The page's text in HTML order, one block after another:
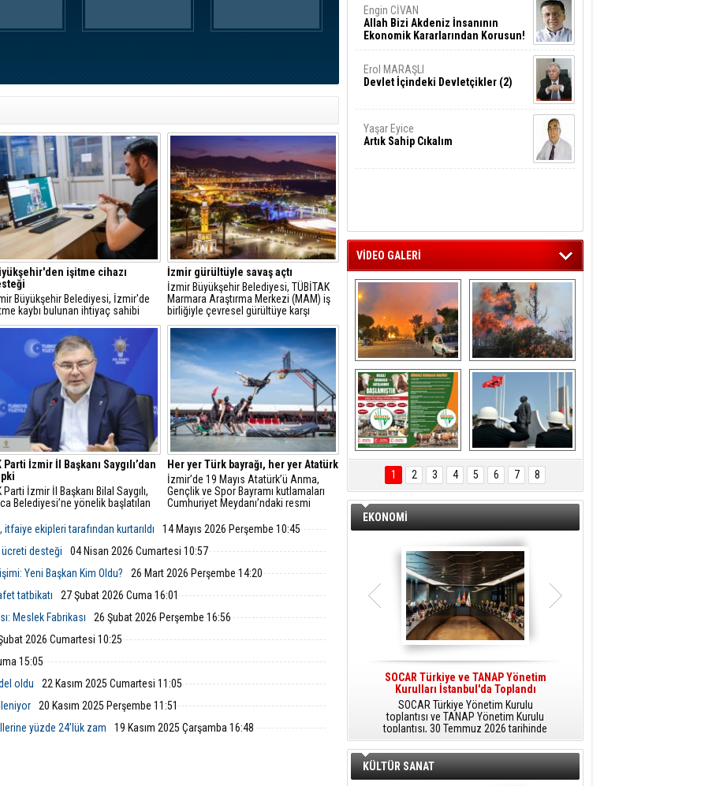
işitme cihazı
Büyükşehir Belediyesi, İzmir'de
kaybı bulunan ihtiyaç sahibi
günlük yaşamlarını
ve toplumsal yaşama
etkin katılımlarını desteklemek
işitme cihazı desteği
İzmir gürültüyle savaş açtı
İzmir Büyükşehir Belediyesi, TÜBİTAK
Marmara Araştırma Merkezi (MAM) iş
birliğiyle çevresel gürültüye karşı
kapsamlı bir çalışma başlatıyor.
Parti İzmir İl Başkanı Saygılı’dan
Parti İzmir İl Başkanı Bilal Saygılı,
Belediyesi’ne yönelik başlatılan
bulundu.
Her yer Türk bayrağı, her yer Atatürk
İzmir’de 19 Mayıs Atatürk’ü Anma,
Gençlik ve Spor Bayramı kutlamaları
Cumhuriyet Meydanı’ndaki resmi
ekipleri tarafından kurtarıldı
14 Mayıs 2026 Perşembe 10:45
ücreti desteği
04 Nisan 2026 Cumartesi 10:57
Yeni Başkan Kim Oldu?
26 Mart 2026 Perşembe 14:20
tatbikatı
27 Şubat 2026 Cuma 16:01
Meslek Fabrikası
26 Şubat 2026 Perşembe 16:56
2026 Cumartesi 10:25
15:05
oldu
22 Kasım 2025 Cumartesi 11:05
20 Kasım 2025 Perşembe 11:51
yüzde 24’lük zam
19 Kasım 2025 Çarşamba 16:48
Engin CİVAN
Allah Bizi Akdeniz İnsanının
Ekonomik Kararlarından Korusun!
Erol MARAŞLI
Devlet İçindeki Devletçikler (2)
Yaşar Eyice
Artık Sahip Cıkalım
VİDEO GALERİ
Aliağa ‘da  otluk
alanda çıkan
yangın evlere
sıçramadan
söndürüldü
Aliağa'nın Ciğerleri
ÖNAL TARIM
TANITIM FİLMİ
Aliağa'da Polis
Haftası Kutlandı
1 2 3 4 5 6 7 8
EKONOMİ
SOCAR Türkiye ve TANAP Yönetim
Kurulları İstanbul'da Toplandı
SOCAR Türkiye Yönetim Kurulu
toplantısı ve TANAP Yönetim Kurulu
toplantısı, 30 Temmuz 2026 tarihinde
İstanbul’da gerçekleştirildi.
hidrojen teknolojileri alanında yenilikçi
projelere öncülük ediyor.
KÜLTÜR SANAT